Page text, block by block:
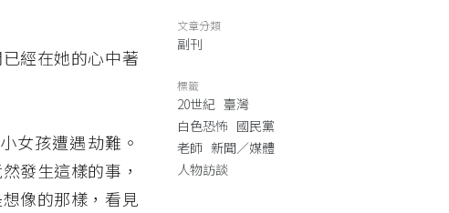
經在她的心中著
女孩遭遇劫難。
發生這樣的事，
像的那樣，看見
文章分類
副刊
標籤
20世紀 臺灣
白色恐怖 國民黨
老師 新聞／媒體
人物訪談